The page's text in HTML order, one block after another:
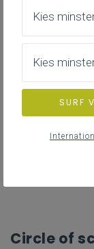
Building
Viadeze
die opgesteld
Circle of
Kies
Kies
SURF